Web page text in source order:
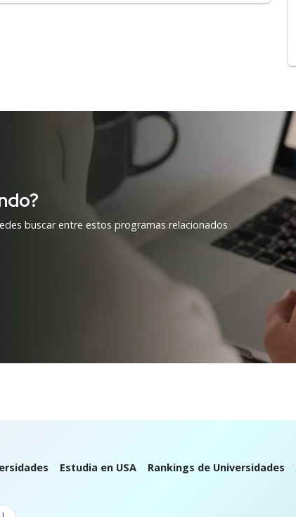
buscar entre estos programas relacionados
Estudia en USA Rankings de Universidades